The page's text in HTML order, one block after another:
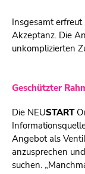
Insgesamt
Akzeptanz. Die
unkomplizierten
Geschützter
Die NEUSTART
Angebot als
anzusprechen
suchen.